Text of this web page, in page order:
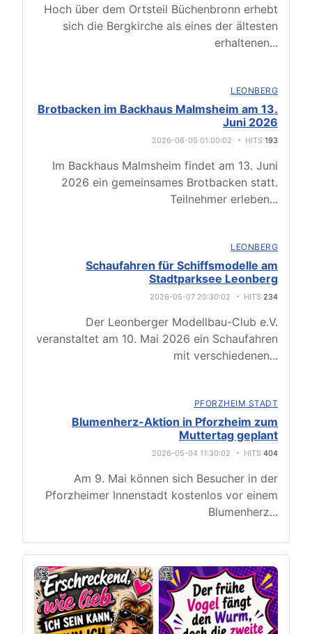
Hoch über dem Ortsteil Büchenbronn erhebt
sich die Bergkirche als eines der ältesten
erhaltenen...
LEONBERG
Brotbacken im Backhaus Malmsheim am 13.
Juni 2026
2026-06-05 01:00:02 HITS 193
Im Backhaus Malmsheim findet am 13. Juni
2026 ein gemeinsames Brotbacken statt.
Teilnehmer erleben...
LEONBERG
Schaufahren für Schiffsmodelle am
Stadtparksee Leonberg
2026-05-07 20:30:02 HITS 234
Der Leonberger Modellbau-Club e.V.
veranstaltet am 10. Mai 2026 ein Schaufahren
mit verschiedenen...
PFORZHEIM STADT
Blumenherz-Aktion in Pforzheim zum
Muttertag geplant
2026-05-04 11:30:02 HITS 404
Am 9. Mai können sich Besucher in der
Pforzheimer Innenstadt kostenlos vor einem
Blumenherz...